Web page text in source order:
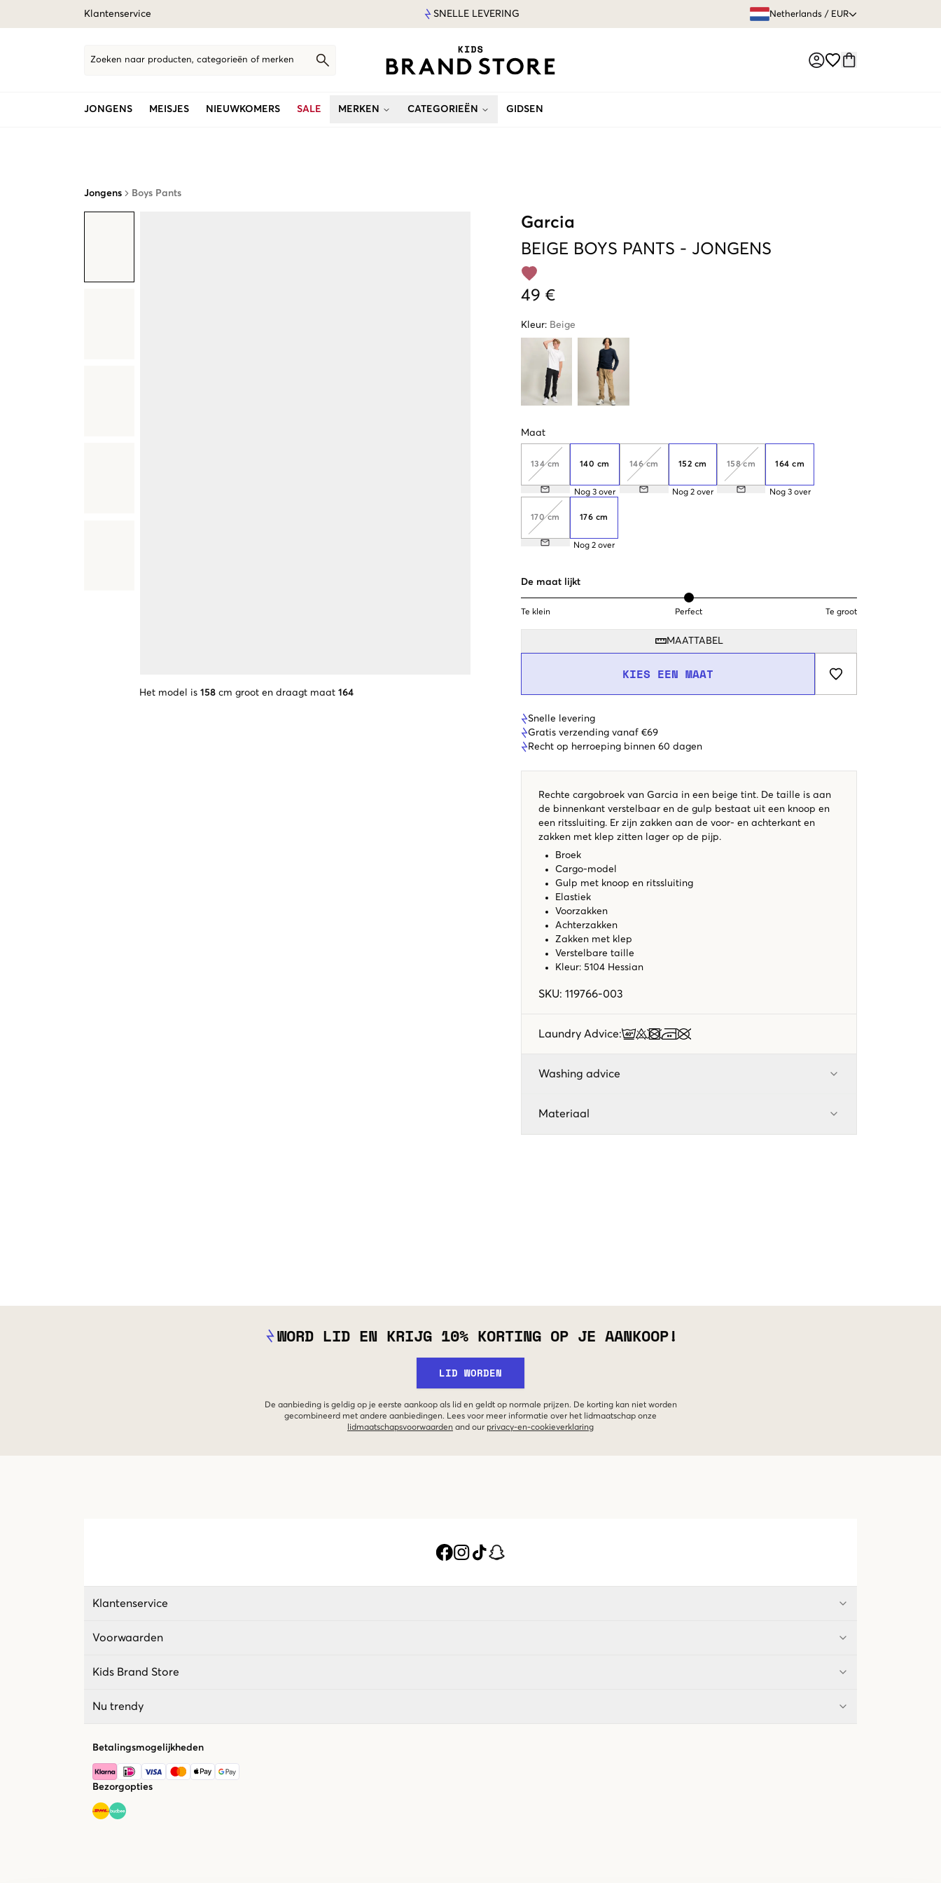
Klantenservice SNELLE LEVERING Netherlands / EUR
Zoeken naar producten, categorieën of merken
JONGENS MEISJES NIEUWKOMERS SALE MERKEN CATEGORIEËN GIDSEN
Jongens Boys Pants
Het model is 158 cm groot en draagt maat 164
Garcia
BEIGE BOYS PANTS - JONGENS
49 €
Kleur: Beige
Maat
134 cm 140 cm
Nog 3 over
146 cm 152 cm
Nog 2 over
158 cm 164 cm
Nog 3 over
170 cm 176 cm
Nog 2 over
De maat lijkt
Te klein Perfect Te groot
MAATTABEL
KIES EEN MAAT
Snelle levering
Gratis verzending vanaf €69
Recht op herroeping binnen 60 dagen
Rechte cargobroek van Garcia in een beige tint. De taille is aan
de binnenkant verstelbaar en de gulp bestaat uit een knoop en
een ritssluiting. Er zijn zakken aan de voor- en achterkant en
zakken met klep zitten lager op de pijp.
Broek
Cargo-model
Gulp met knoop en ritssluiting
Elastiek
Voorzakken
Achterzakken
Zakken met klep
Verstelbare taille
Kleur: 5104 Hessian
SKU: 119766-003
Laundry Advice:
Washing advice
Materiaal
WORD LID EN KRIJG 10% KORTING OP JE AANKOOP!
LID WORDEN
De aanbieding is geldig op je eerste aankoop als lid en geldt op normale prijzen. De korting kan niet worden
gecombineerd met andere aanbiedingen. Lees voor meer informatie over het lidmaatschap onze
lidmaatschapsvoorwaarden and our privacy-en-cookieverklaring
Klantenservice
Voorwaarden
Kids Brand Store
Nu trendy
Betalingsmogelijkheden
Bezorgopties